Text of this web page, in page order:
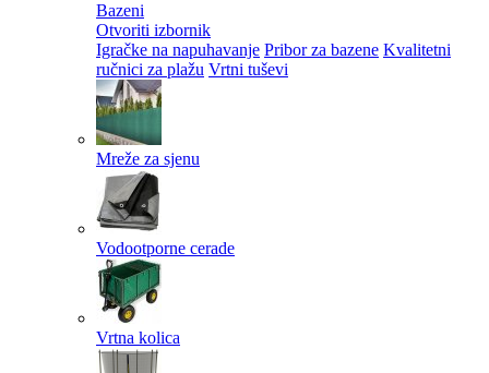
Bazeni
Otvoriti izbornik
Igračke na napuhavanje Pribor za bazene Kvalitetni
ručnici za plažu Vrtni tuševi
Mreže za sjenu
Vodootporne cerade
Vrtna kolica